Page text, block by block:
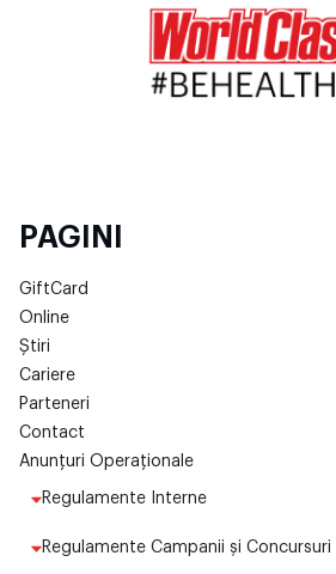
PAGINI
GiftCard
Online
Știri
Cariere
Parteneri
Contact
Anunțuri Operaționale
Regulamente Interne
Regulamente Campanii și Concursuri